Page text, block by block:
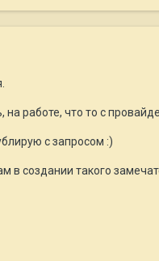
на работе, что то с
с запросом :)
в создании такого